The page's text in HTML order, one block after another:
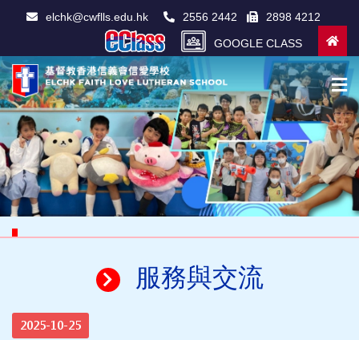
elchk@cwflls.edu.hk 2556 2442 2898 4212
GOOGLE CLASS
服務與交流
2025-10-25